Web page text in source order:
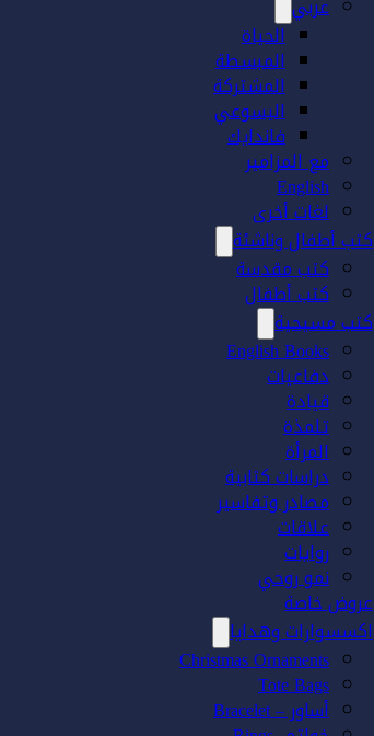
عربي
الحياة
المبسطة
المشتركة
اليسوعي
فاندايك
مع المزامير
English
لغات أخرى
كتب أطفال وناشئة
كتب مقدسة
كتب أطفال
كتب مسيحية
English Books
دفاعيات
قيادة
تلمذة
المرأة
دراسات كتابية
مصادر وتفاسير
علاقات
روايات
نمو روحي
عروض خاصة
اكسسوارات وهدايا
Christmas Ornaments
Tote Bags
أساور – Bracelet